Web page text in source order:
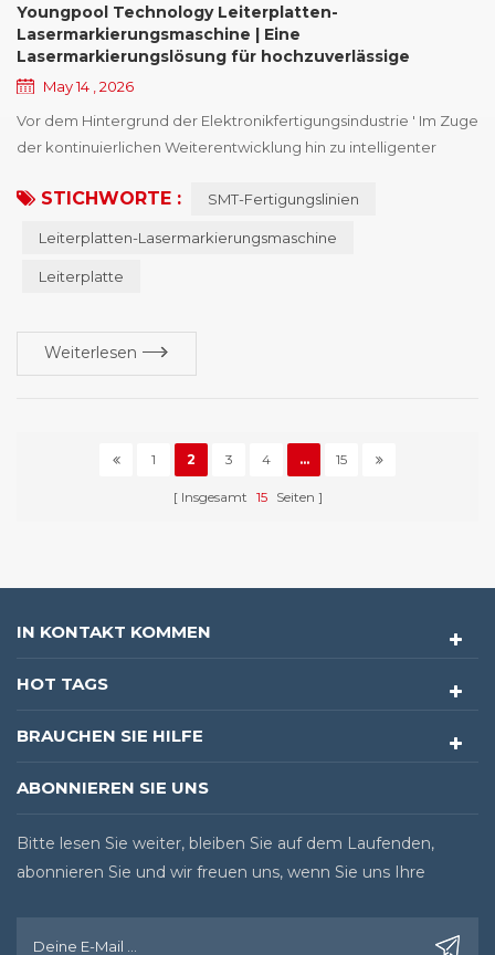
Youngpool Technology Leiterplatten-
Lasermarkierungsmaschine | Eine
Lasermarkierungslösung für hochzuverlässige
Rückverfolgbarkeit
May 14 , 2026
Vor dem Hintergrund der Elektronikfertigungsindustrie ' Im Zuge
der kontinuierlichen Weiterentwicklung hin zu intelligenter
Leiterplattenkennzeichnung schrittweise zu einem
Qualitätssicherung entwickelt. Insbesondere in der
Automobilelektronik, der industriellen Steuerungstechnik und
STICHWORTE : SMT-Fertigungslinien
Leiterplatten-Lasermarkierungsmaschine
Leiterplatte
Weiterlesen
1 2 3 4 ... 15
Insgesamt 15 Seiten
IN KONTAKT KOMMEN
HOT TAGS
BRAUCHEN SIE HILFE
ABONNIEREN SIE UNS
Bitte lesen Sie weiter, bleiben Sie auf dem Laufenden,
abonnieren Sie und wir freuen uns, wenn Sie uns Ihre